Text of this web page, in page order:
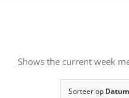
Shows the current week
Sorteer op Datum